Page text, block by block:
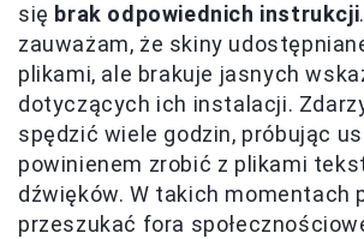
się brak odpowiednich instrukcji
zauważam, że skiny
plikami, ale brakuje jasnych
dotyczących ich instalacji.
spędzić wiele godzin, próbując
powinienem zrobić z plikami
dźwięków. W takich momentach
przeszukać fora